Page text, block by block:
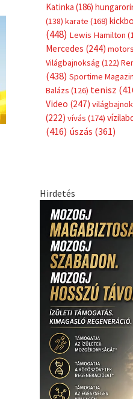
Katinka (186)
(138) karate (168)
(448) Lewis Hamilton
Mercedes (244)
Világbajnokság (122)
(438) Sportime Magazin
Balázs (126) tenisz
Video (247)
(222) vívás (174)
(416) úszás (361)
Hirdetés